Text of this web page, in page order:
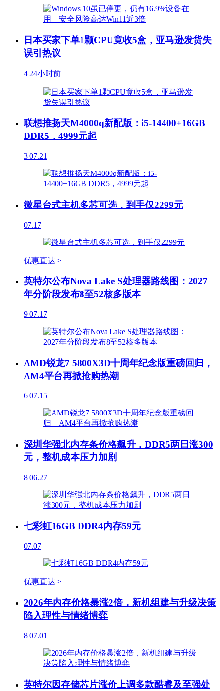
日本买家下单1颗CPU竟收5盒，亚马逊发货失
误引热议
4 24小时前
联想推扬天M4000q新配版：i5-14400+16GB
DDR5，4999元起
3 07.21
微星台式主机多芯可选，到手仅2299元
07.17
优惠直达 >
英特尔公布Nova Lake S处理器路线图：2027
年分阶段发布8至52核多版本
9 07.17
AMD锐龙7 5800X3D十周年纪念版重磅回归，
AM4平台再掀抢购热潮
6 07.15
深圳华强北内存条价格飙升，DDR5两日涨300
元，整机成本压力加剧
8 06.27
七彩虹16GB DDR4内存59元
07.07
优惠直达 >
2026年内存价格暴涨2倍，新机组建与升级决策
陷入理性与情绪博弈
8 07.01
英特尔因存储芯片涨价上调多款酷睿及至强处